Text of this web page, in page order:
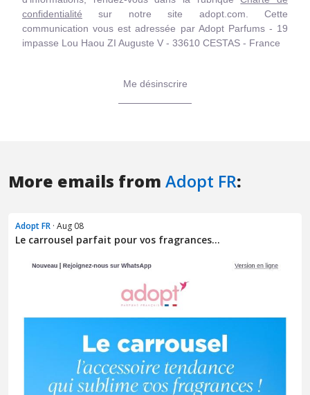
More emails from Adopt FR:
Adopt FR · Aug 08
Le carrousel parfait pour vos fragrances...